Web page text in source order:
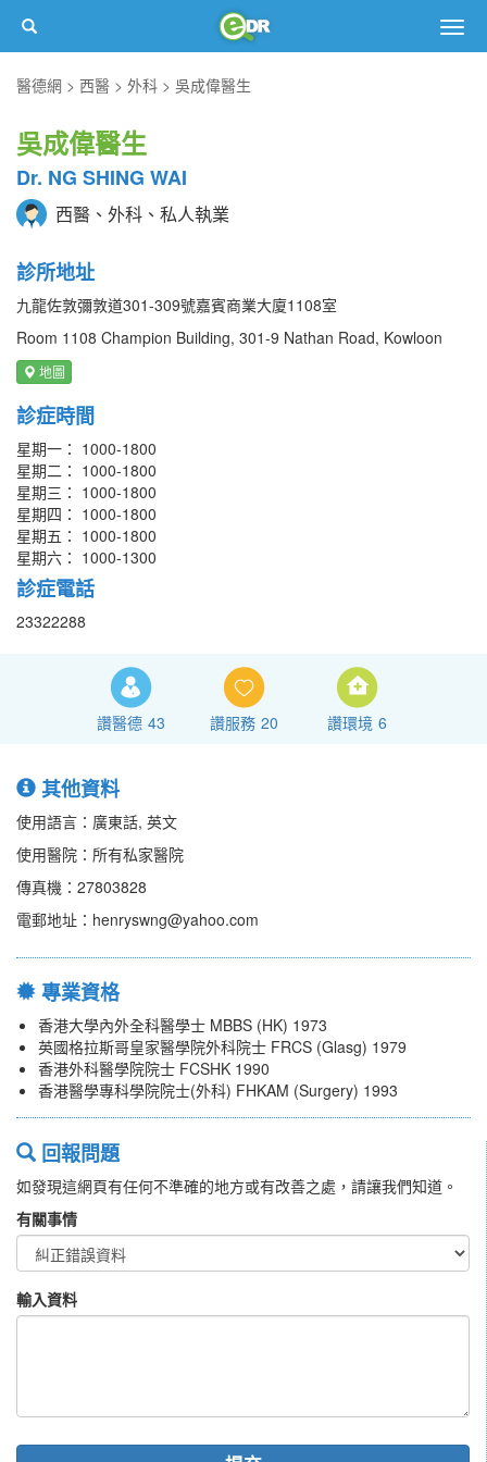
醫德網
西醫 外科 吳成偉醫生
吳成偉醫生
Dr. NG SHING WAI
西醫、外科、私人執業
診所地址
九龍佐敦彌敦道301-309號嘉賓商業大廈1108室
Room 1108 Champion Building, 301-9 Nathan Road, Kowloon
地圖
診症時間
星期一： 1000-1800
星期二： 1000-1800
星期三： 1000-1800
星期四： 1000-1800
星期五： 1000-1800
星期六： 1000-1300
診症電話
23322288
讚醫德 43 讚服務 20 讚環境 6
其他資料
使用語言：廣東話, 英文
使用醫院：所有私家醫院
傳真機：27803828
電郵地址：henryswng@yahoo.com
專業資格
香港大學內外全科醫學士 MBBS (HK) 1973
英國格拉斯哥皇家醫學院外科院士 FRCS (Glasg) 1979
香港外科醫學院院士 FCSHK 1990
香港醫學專科學院院士(外科) FHKAM (Surgery) 1993
回報問題
如發現這網頁有任何不準確的地方或有改善之處，請讓我們知道。
有關事情
輸入資料